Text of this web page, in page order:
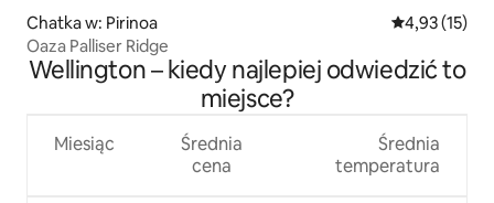
Chatka w: Pirinoa Średnia
4,93 (15)
Oaza Palliser Ridge
Wellington – kiedy najlepiej odwiedzić to
miejsce?
Miesiąc
Średnia
cena
Średnia
temperatura